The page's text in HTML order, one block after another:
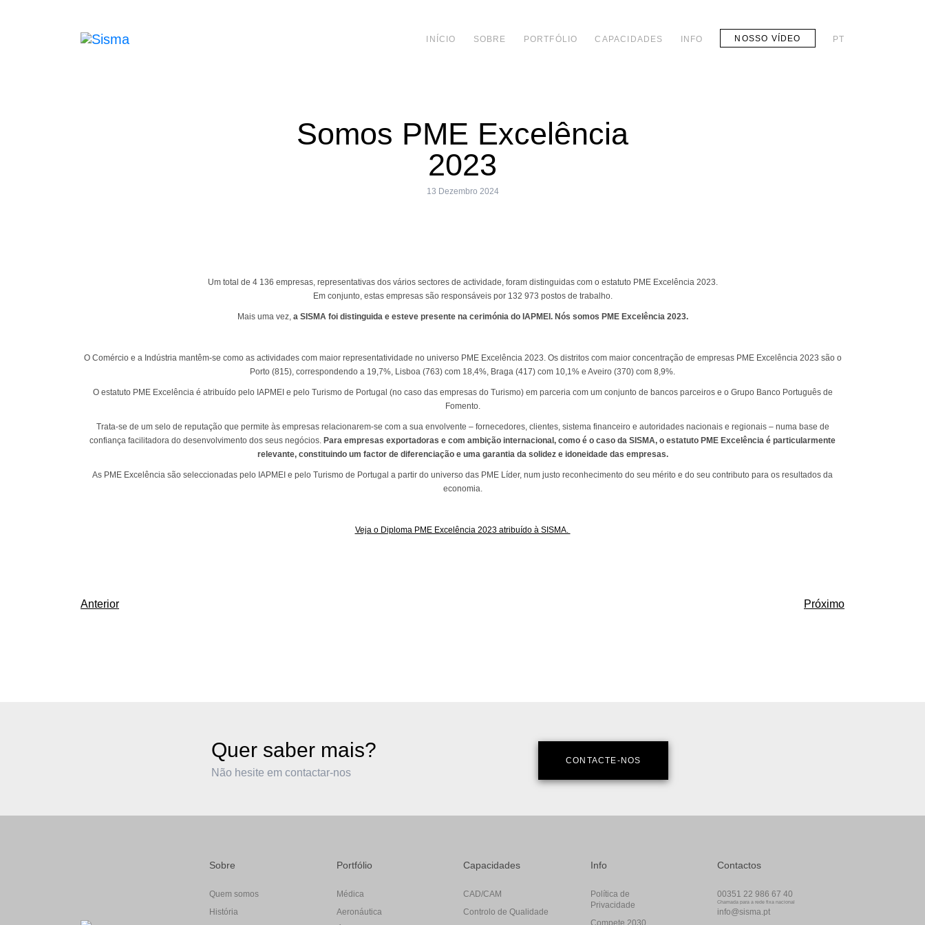
INÍCIO SOBRE PORTFÓLIO CAPACIDADES INFO NOSSO VÍDEO PT
Somos PME Excelência
2023
13 Dezembro 2024
Um total de 4 136 empresas, representativas dos vários sectores de actividade, foram distinguidas com o estatuto PME Excelência 2023.
Em conjunto, estas empresas são responsáveis por 132 973 postos de trabalho.
Mais uma vez, a SISMA foi distinguida e esteve presente na cerimónia do IAPMEI. Nós somos PME Excelência 2023.
O Comércio e a Indústria mantêm-se como as actividades com maior representatividade no universo PME Excelência 2023. Os distritos com maior concentração de empresas PME Excelência 2023 são o
Porto (815), correspondendo a 19,7%, Lisboa (763) com 18,4%, Braga (417) com 10,1% e Aveiro (370) com 8,9%.
O estatuto PME Excelência é atribuído pelo IAPMEI e pelo Turismo de Portugal (no caso das empresas do Turismo) em parceria com um conjunto de bancos parceiros e o Grupo Banco Português de
Fomento.
Trata-se de um selo de reputação que permite às empresas relacionarem-se com a sua envolvente – fornecedores, clientes, sistema financeiro e autoridades nacionais e regionais – numa base de
confiança facilitadora do desenvolvimento dos seus negócios. Para empresas exportadoras e com ambição internacional, como é o caso da SISMA, o estatuto PME Excelência é particularmente
relevante, constituindo um factor de diferenciação e uma garantia da solidez e idoneidade das empresas.
As PME Excelência são seleccionadas pelo IAPMEI e pelo Turismo de Portugal a partir do universo das PME Líder, num justo reconhecimento do seu mérito e do seu contributo para os resultados da
economia.
Veja o Diploma PME Excelência 2023 atribuído à SISMA.
Anterior Próximo
Quer saber mais?
Não hesite em contactar-nos
CONTACTE-NOS
Sobre
Quem somos
História
Portfólio
Médica
Aeronáutica
Capacidades
CAD/CAM
Controlo de Qualidade
Info
Política de
Privacidade
Compete 2030
Contactos
00351 22 986 67 40
Chamada para a rede fixa nacional
info@sisma.pt